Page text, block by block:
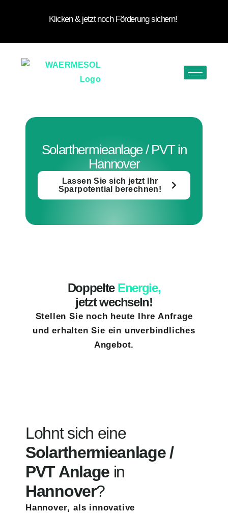
Klicken & jetzt noch Förderung sichern!
Solarthermieanlage / PVT in
Hannover
Lassen Sie sich jetzt Ihr
Sparpotential berechnen!
Doppelte Energie,
jetzt wechseln!
Stellen Sie noch heute Ihre Anfrage
und erhalten Sie ein unverbindliches
Angebot.
Lohnt sich eine
Solarthermieanlage /
PVT Anlage in
Hannover?
Hannover, als innovative